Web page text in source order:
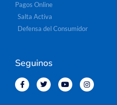
Pagos Online
Salta Activa
Defensa del Consumidor
Seguinos